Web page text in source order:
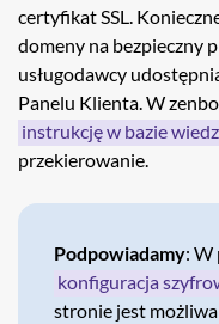
certyfikat SSL.
domeny na bezpieczny
usługodawcy
Panelu Klienta. W
instrukcję w bazie
przekierowanie.
Podpowiadamy: W
konfiguracja
stronie jest